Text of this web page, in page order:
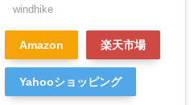
windhike
Amazon 楽天市場
Yahooショッピング